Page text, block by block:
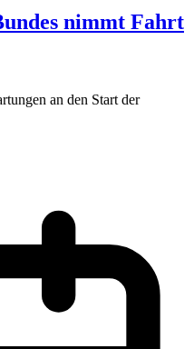
nimmt Fahrt
an den Start der